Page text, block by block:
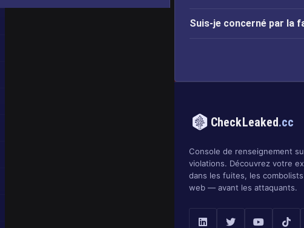
Suis-je concerné par la
CheckLeaked.cc
Console de renseignement
violations. Découvrez votre
dans les fuites, les
web — avant les attaquants.